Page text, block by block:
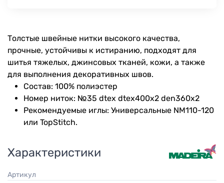
Толстые швейные нитки высокого качества,
прочные, устойчивы к истиранию, подходят для
шитья тяжелых, джинсовых тканей, кожи, а также
для выполнения декоративных швов.
Состав: 100% полиэстер
Номер ниток: №35 dtex dtex400x2 den360x2
Рекомендуемые иглы: Универсальные NM110-120
или TopStitch.
Характеристики
Артикул